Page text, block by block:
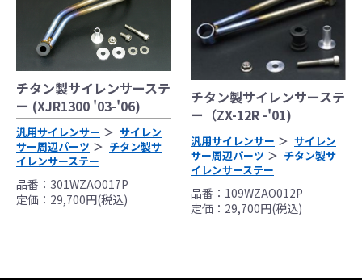
チタン製サイレンサーステ
ー (XJR1300 '03-'06)
汎用サイレンサー
サイレン
サー周辺パーツ
チタン製サ
イレンサーステー
品番：301WZAO017P
定価：29,700円(税込)
チタン製サイレンサーステ
ー（ZX-12R -'01)
汎用サイレンサー
サイレン
サー周辺パーツ
チタン製サ
イレンサーステー
品番：109WZAO012P
定価：29,700円(税込)